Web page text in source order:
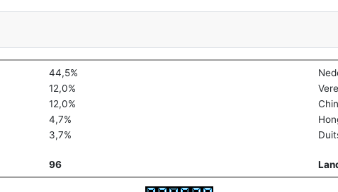
44,5%
12,0%
12,0%
4,7%
3,7%
96